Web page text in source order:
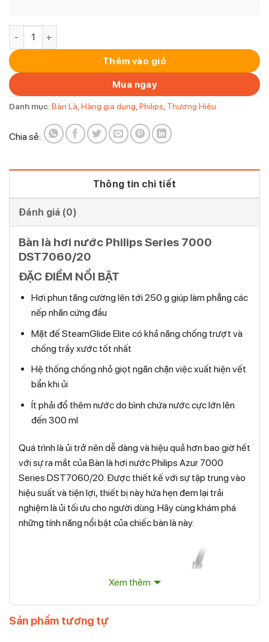
Bàn là hơi nước Philips Series 7000 DST7060/20 – Công
Thêm vào giỏ
Mua ngay
Danh mục:Bàn Là Hàng gia dụng Philips Thương Hiệu
Chia sẻ:
Thông tin chi tiết
Đánh giá (0)
Bàn là hơi nước Philips Series 7000
DST7060/20
ĐẶC ĐIỂM NỔI BẬT
Hơi phun tăng cường lên tới 250 g giúp làm phẳng các
nếp nhăn cứng đầu
Mặt đế SteamGlide Elite có khả năng chống trượt và
chống trầy xước tốt nhất
Hệ thống chống nhỏ giọt ngăn chặn việc xuất hiện vết
bẩn khi ủi
Ít phải đổ thêm nước do bình chứa nước cực lớn lên
đến 300 ml
Quá trình là ủi trở nên dễ dàng và hiệu quả hơn bao giờ hết
với sự ra mắt của Bàn là hơi nước Philips Azur 7000
Series DST7060/20. Được thiết kế với sự tập trung vào
hiệu suất và tiện lợi, thiết bị này hứa hẹn đem lại trải
nghiệm là ủi tối ưu cho người dùng. Hãy cùng khám phá
những tính năng nổi bật của chiếc bàn là này.
Xem thêm
Sản phẩm tương tự